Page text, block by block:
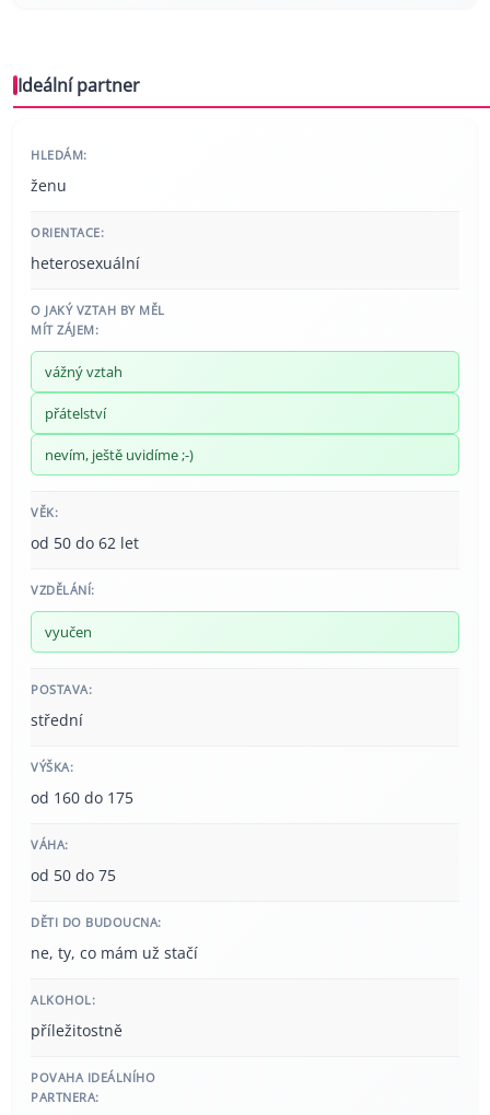
Ideální partner
HLEDÁM:
ženu
ORIENTACE:
heterosexuální
O JAKÝ VZTAH BY MĚL
MÍT ZÁJEM:
vážný vztah
přátelství
nevím, ještě uvidíme ;-)
VĚK:
od 50 do 62 let
VZDĚLÁNÍ:
vyučen
POSTAVA:
střední
VÝŠKA:
od 160 do 175
VÁHA:
od 50 do 75
DĚTI DO BUDOUCNA:
ne, ty, co mám už stačí
ALKOHOL:
příležitostně
POVAHA IDEÁLNÍHO
PARTNERA: